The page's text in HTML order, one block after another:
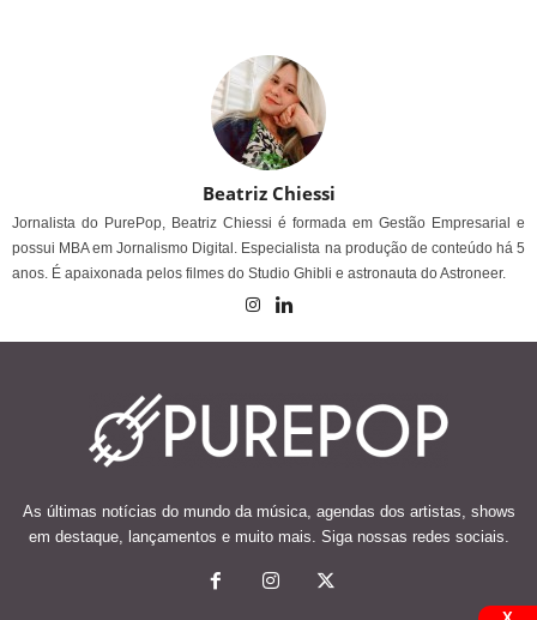
Beatriz Chiessi
Jornalista do PurePop, Beatriz Chiessi é formada em Gestão Empresarial e
possui MBA em Jornalismo Digital. Especialista na produção de conteúdo há 5
anos. É apaixonada pelos filmes do Studio Ghibli e astronauta do Astroneer.
As últimas notícias do mundo da música, agendas dos artistas, shows
em destaque, lançamentos e muito mais. Siga nossas redes sociais.